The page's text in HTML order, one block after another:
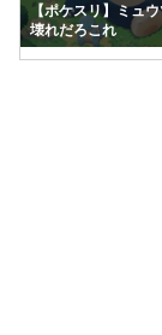
【ポケスリ】ミュ
壊れだろこれ